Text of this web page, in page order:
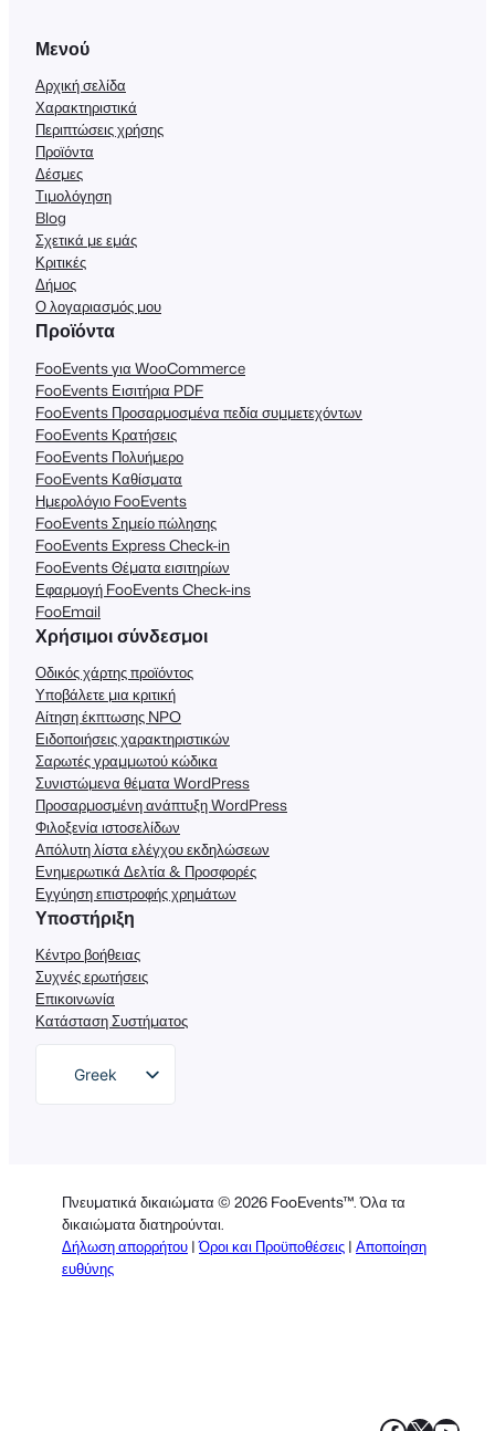
Μενού
Αρχική σελίδα
Χαρακτηριστικά
Περιπτώσεις χρήσης
Προϊόντα
Δέσμες
Τιμολόγηση
Blog
Σχετικά με εμάς
Κριτικές
Δήμος
Ο λογαριασμός μου
Προϊόντα
FooEvents για WooCommerce
FooEvents Εισιτήρια PDF
FooEvents Προσαρμοσμένα πεδία συμμετεχόντων
FooEvents Κρατήσεις
FooEvents Πολυήμερο
FooEvents Καθίσματα
Ημερολόγιο FooEvents
FooEvents Σημείο πώλησης
FooEvents Express Check-in
FooEvents Θέματα εισιτηρίων
Εφαρμογή FooEvents Check-ins
FooEmail
Χρήσιμοι σύνδεσμοι
Οδικός χάρτης προϊόντος
Υποβάλετε μια κριτική
Αίτηση έκπτωσης NPO
Ειδοποιήσεις χαρακτηριστικών
Σαρωτές γραμμωτού κώδικα
Συνιστώμενα θέματα WordPress
Προσαρμοσμένη ανάπτυξη WordPress
Φιλοξενία ιστοσελίδων
Απόλυτη λίστα ελέγχου εκδηλώσεων
Ενημερωτικά Δελτία & Προσφορές
Εγγύηση επιστροφής χρημάτων
Υποστήριξη
Κέντρο βοήθειας
Συχνές ερωτήσεις
Επικοινωνία
Κατάσταση Συστήματος
Greek
Spanish
Italian
Πνευματικά δικαιώματα © 2026 FooEvents™. Όλα τα
δικαιώματα διατηρούνται.
Δήλωση απορρήτου |Όροι και Προϋποθέσεις | Αποποίηση
ευθύνης